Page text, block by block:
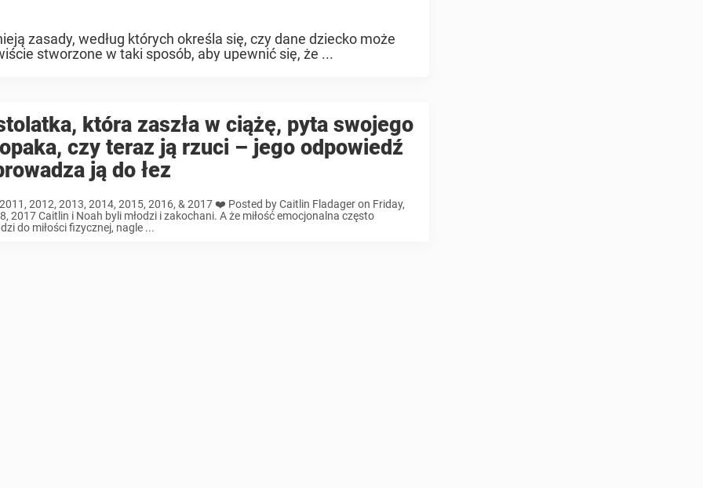
zasady, według których określa się, czy dane dziecko może
stworzone w taki sposób, aby upewnić się, że ...
która zaszła w ciążę, pyta swojego
czy teraz ją rzuci – jego odpowiedź
ją do łez
2012, 2013, 2014, 2015, 2016, & 2017 ❤️ Posted by Caitlin Fladager on Friday,
2017 Caitlin i Noah byli młodzi i zakochani. A że miłość emocjonalna często
do miłości fizycznej, nagle ...